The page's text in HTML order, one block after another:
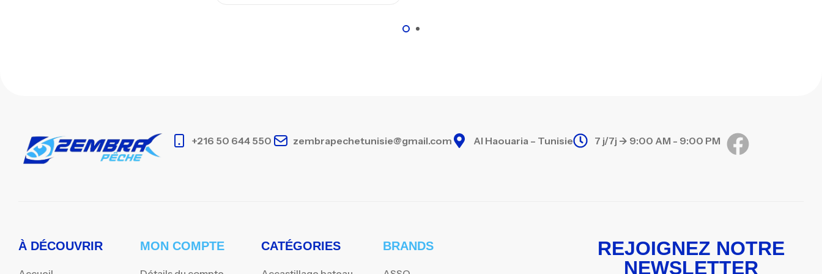
+216 50 644 550 zembrapechetunisie@gmail.com Al Haouaria – Tunisie 7 j/7j -> 9:00 AM - 9:00 PM
À DÉCOUVRIR MON COMPTE CATÉGORIES BRANDS
REJOIGNEZ NOTRE
NEWSLETTER